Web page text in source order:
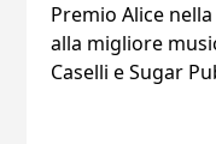
Premio Alice
alla migliore
Caselli e Sugar